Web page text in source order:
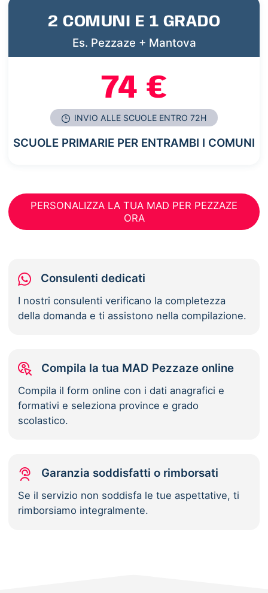
2 COMUNI E 1 GRADO
Es. Pezzaze + Mantova
74 €
INVIO ALLE SCUOLE ENTRO 72H
SCUOLE PRIMARIE PER ENTRAMBI I COMUNI
PERSONALIZZA LA TUA MAD PER PEZZAZE
ORA
Consulenti dedicati
I nostri consulenti verificano la completezza
della domanda e ti assistono nella compilazione.
Compila la tua MAD Pezzaze online
Compila il form online con i dati anagrafici e
formativi e seleziona province e grado
scolastico.
Garanzia soddisfatti o rimborsati
Se il servizio non soddisfa le tue aspettative, ti
rimborsiamo integralmente.